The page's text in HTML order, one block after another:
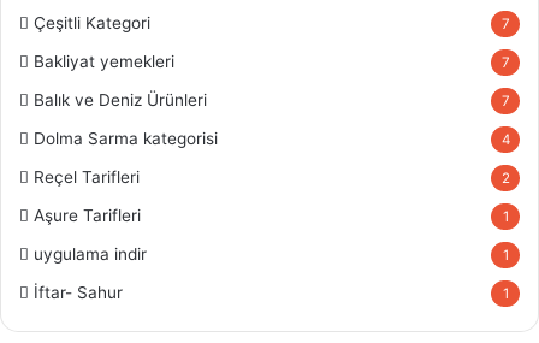
Çeşitli Kategori 7
Bakliyat yemekleri 7
Balık ve Deniz Ürünleri 7
Dolma Sarma kategorisi 4
Reçel Tarifleri 2
Aşure Tarifleri 1
uygulama indir 1
İftar- Sahur 1